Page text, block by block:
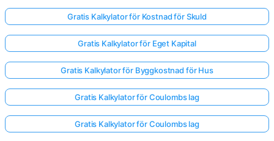
Gratis Kalkylator för Kostnad för Skuld
Gratis Kalkylator för Eget Kapital
Gratis Kalkylator för Byggkostnad för Hus
Gratis Kalkylator för Coulombs lag
Gratis Kalkylator för Coulombs lag